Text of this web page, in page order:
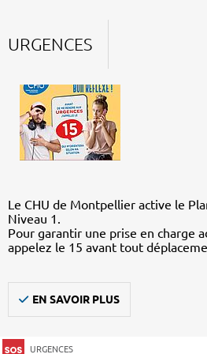
URGENCES
Le CHU de Montpellier active le
Niveau 1.
Pour garantir une prise en charge
appelez le 15 avant tout
EN SAVOIR PLUS
URGENCES